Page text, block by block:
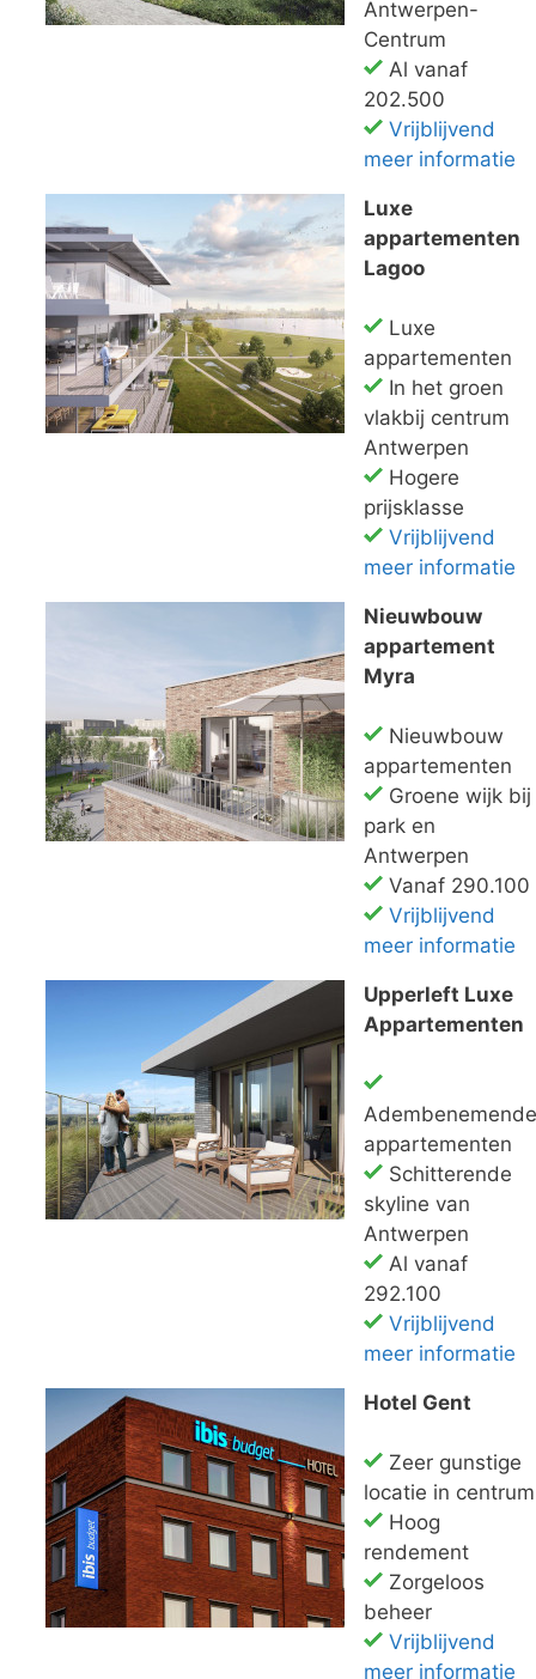
Antwerpen-
Centrum
Al vanaf
202.500
Vrijblijvend
meer informatie
Luxe
appartementen
Lagoo
Luxe
appartementen
In het groen
vlakbij centrum
Antwerpen
Hogere
prijsklasse
Vrijblijvend
meer informatie
Nieuwbouw
appartement
Myra
Nieuwbouw
appartementen
Groene wijk bij
park en
Antwerpen
Vanaf 290.100
Vrijblijvend
meer informatie
Upperleft Luxe
Appartementen
Adembenemende
appartementen
Schitterende
skyline van
Antwerpen
Al vanaf
292.100
Vrijblijvend
meer informatie
Hotel Gent
Zeer gunstige
locatie in centrum
Hoog
rendement
Zorgeloos
beheer
Vrijblijvend
meer informatie